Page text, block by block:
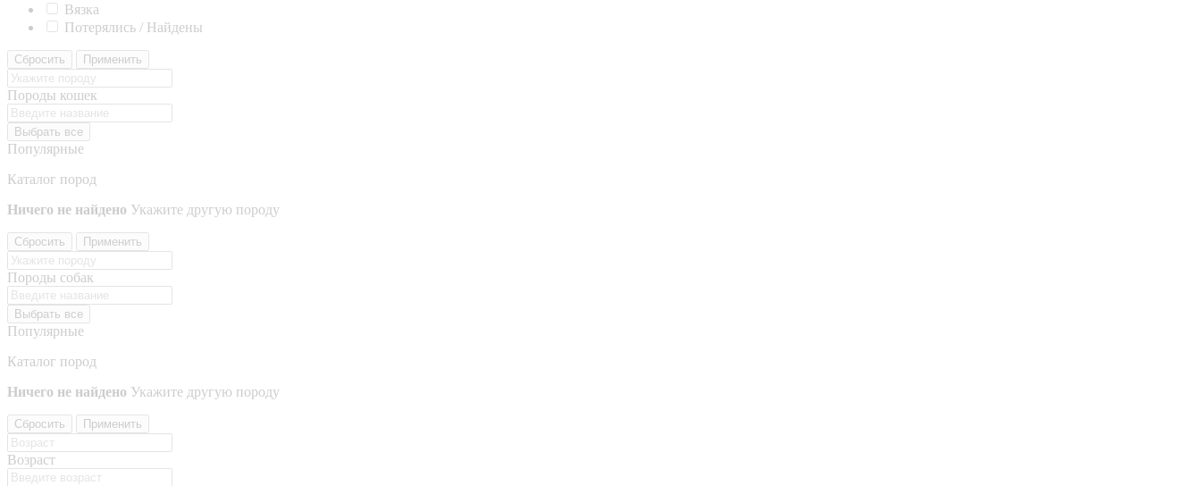
Вязка
Потерялись / Найдены
Сбросить Применить
Породы кошек
Выбрать все
Популярные
Каталог пород
Ничего не найдено Укажите другую породу
Сбросить Применить
Породы собак
Выбрать все
Популярные
Каталог пород
Ничего не найдено Укажите другую породу
Сбросить Применить
Возраст